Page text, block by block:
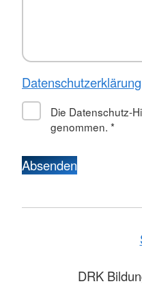
Datenschutzerklärung
Die Datenschutz-
genommen. *
Absenden
DRK